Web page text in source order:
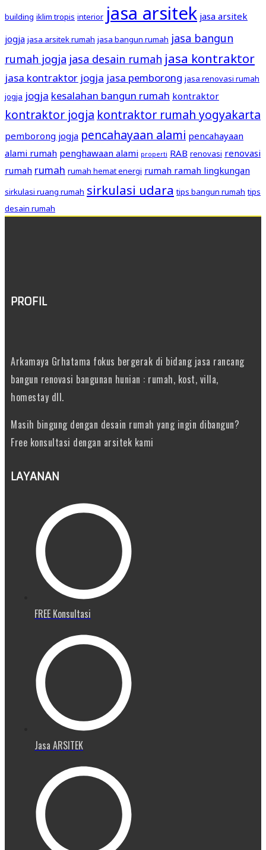
building iklim tropis interior jasa arsitek jasa arsitek
jogja jasa arsitek rumah jasa bangun rumah jasa bangun
rumah jogja jasa desain rumah jasa kontraktor
jasa kontraktor jogja jasa pemborong jasa renovasi rumah
jogja jogja kesalahan bangun rumah kontraktor
kontraktor jogja kontraktor rumah yogyakarta
pemborong jogja pencahayaan alami pencahayaan
alami rumah penghawaan alami properti RAB renovasi renovasi
rumah rumah rumah hemat energi rumah ramah lingkungan
sirkulasi ruang rumah sirkulasi udara tips bangun rumah tips
desain rumah
PROFIL
Arkamaya Grhatama fokus bergerak di bidang jasa rancang
bangun renovasi bangunan hunian : rumah, kost, villa,
homestay dll.
Masih bingung dengan desain rumah yang ingin dibangun?
Free konsultasi dengan arsitek kami
LAYANAN
FREE Konsultasi
Jasa ARSITEK